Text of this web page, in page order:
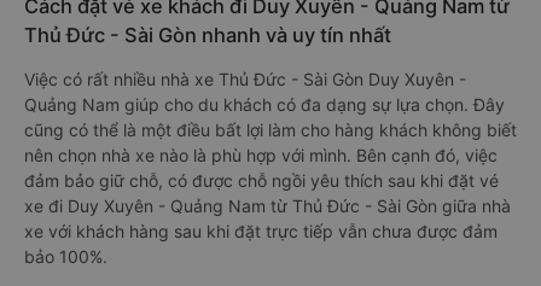
Cách đặt vé xe khách đi Duy Xuyên - Quảng Nam từ
Thủ Đức - Sài Gòn nhanh và uy tín nhất
Việc có rất nhiều nhà xe Thủ Đức - Sài Gòn Duy Xuyên -
Quảng Nam giúp cho du khách có đa dạng sự lựa chọn. Đây
cũng có thể là một điều bất lợi làm cho hàng khách không biết
nên chọn nhà xe nào là phù hợp với mình. Bên cạnh đó, việc
đảm bảo giữ chỗ, có được chỗ ngồi yêu thích sau khi đặt vé
xe đi Duy Xuyên - Quảng Nam từ Thủ Đức - Sài Gòn giữa nhà
xe với khách hàng sau khi đặt trực tiếp vẫn chưa được đảm
bảo 100%.